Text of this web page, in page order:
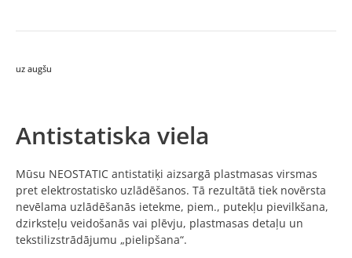
uz augšu
Antistatiska viela
Mūsu NEOSTATIC antistatiķi aizsargā plastmasas virsmas
pret elektrostatisko uzlādēšanos. Tā rezultātā tiek novērsta
nevēlama uzlādēšanās ietekme, piem., putekļu pievilkšana,
dzirksteļu veidošanās vai plēvju, plastmasas detaļu un
tekstilizstrādājumu „pielipšana“.